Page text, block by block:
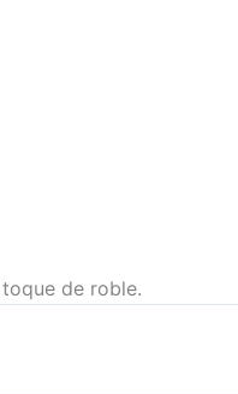
de roble.